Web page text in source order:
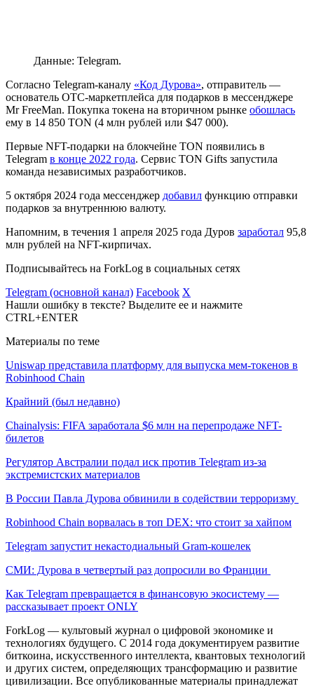
Данные: Telegram.
Согласно Telegram-каналу «Код Дурова», отправитель —
основатель OTC-маркетплейса для подарков в мессенджере
Mr FreeMan. Покупка токена на вторичном рынке обошлась
ему в 14 850 TON (4 млн рублей или $47 000).
Первые NFT-подарки на блокчейне TON появились в
Telegram в конце 2022 года. Сервис TON Gifts запустила
команда независимых разработчиков.
5 октября 2024 года мессенджер добавил функцию отправки
подарков за внутреннюю валюту.
Напомним, в течения 1 апреля 2025 года Дуров заработал 95,8
млн рублей на NFT-кирпичах.
Подписывайтесь на ForkLog в социальных сетях
Telegram (основной канал) Facebook X
Нашли ошибку в тексте? Выделите ее и нажмите
CTRL+ENTER
Материалы по теме
Uniswap представила платформу для выпуска мем-токенов в
Robinhood Chain
Крайний (был недавно)
Chainalysis: FIFA заработала $6 млн на перепродаже NFT-
билетов
Регулятор Австралии подал иск против Telegram из-за
экстремистских материалов
В России Павла Дурова обвинили в содействии терроризму
Robinhood Chain ворвалась в топ DEX: что стоит за хайпом
Telegram запустит некастодиальный Gram-кошелек
СМИ: Дурова в четвертый раз допросили во Франции
Как Telegram превращается в финансовую экосистему —
рассказывает проект ONLY
ForkLog — культовый журнал о цифровой экономике и
технологиях будущего. С 2014 года документируем развитие
биткоина, искусственного интеллекта, квантовых технологий
и других систем, определяющих трансформацию и развитие
цивилизации. Все опубликованные материалы принадлежат